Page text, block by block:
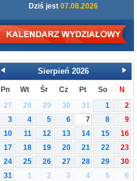
Dziś jest 07.08.2026
Sierpień 2026
Pn Wt Śr Cz Pt So
N
27
28 29 30 31 1
2
3
4 5 6 7 8
9
10
11 12 13 14 15
16
17
18 19 20 21 22
23
24
25 26 27 28 29
30
31
1 2 3 4 5 6